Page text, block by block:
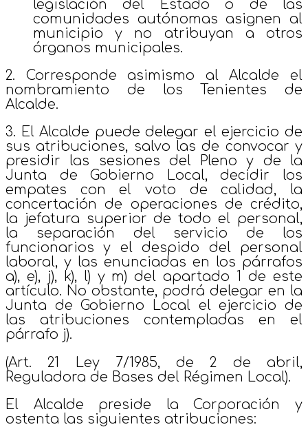
legislación del Estado o de las
comunidades autónomas asignen al
municipio y no atribuyan a otros
órganos municipales.
2. Corresponde asimismo al Alcalde el
nombramiento de los Tenientes de
Alcalde.
3. El Alcalde puede delegar el ejercicio de
sus atribuciones, salvo las de convocar y
presidir las sesiones del Pleno y de la
Junta de Gobierno Local, decidir los
empates con el voto de calidad, la
concertación de operaciones de crédito,
la jefatura superior de todo el personal,
la separación del servicio de los
funcionarios y el despido del personal
laboral, y las enunciadas en los párrafos
a), e), j), k), l) y m) del apartado 1 de este
artículo. No obstante, podrá delegar en la
Junta de Gobierno Local el ejercicio de
las atribuciones contempladas en el
párrafo j).
(Art. 21 Ley 7/1985, de 2 de abril,
Reguladora de Bases del Régimen Local).
El Alcalde preside la Corporación y
ostenta las siguientes atribuciones: